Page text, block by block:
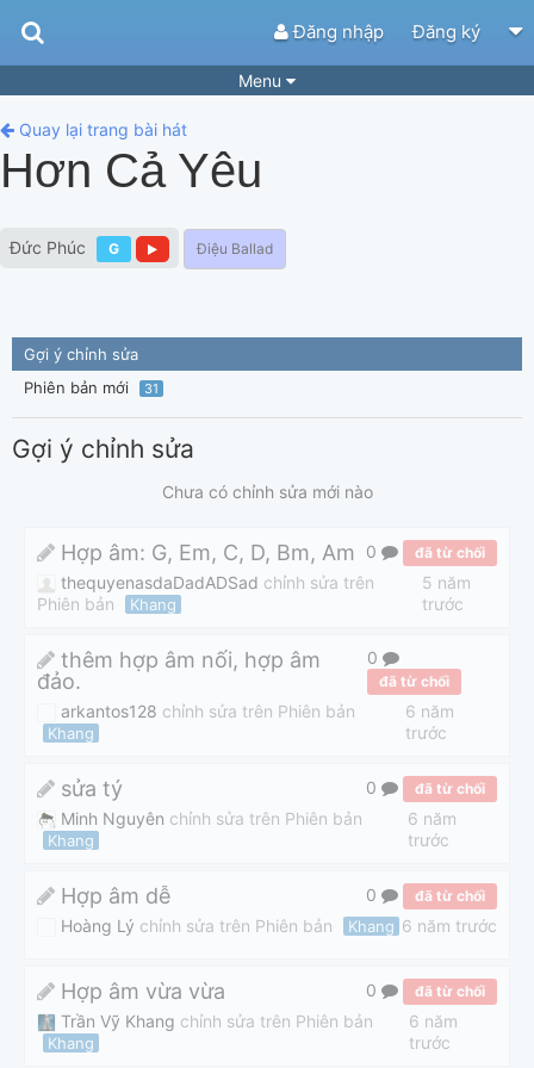
Đăng nhập Đăng ký
Menu
Bài hát
Playlist
Tìm theo hợp âm
Khóa học
Quay lại trang bài hát
Hơn Cả Yêu
Đức Phúc G Điệu Ballad
Gợi ý chỉnh sửa
Phiên bản mới
31
Gợi ý chỉnh sửa
Chưa có chỉnh sửa mới nào
Hợp âm: G, Em, C, D, Bm, Am 0 đã từ chối
thequyenasdaDadADSad chỉnh sửa trên
Phiên bản
Khang
5 năm
trước
thêm hợp âm nối, hợp âm
đảo.
0
đã từ chối
arkantos128 chỉnh sửa trên Phiên bản
Khang
6 năm
trước
sửa tý 0 đã từ chối
Minh Nguyên chỉnh sửa trên Phiên bản
Khang
6 năm
trước
Hợp âm dễ 0 đã từ chối
Hoàng Lý chỉnh sửa trên Phiên bản Khang 6 năm trước
Hợp âm vừa vừa 0 đã từ chối
Trần Vỹ Khang chỉnh sửa trên Phiên bản
Khang
6 năm
trước